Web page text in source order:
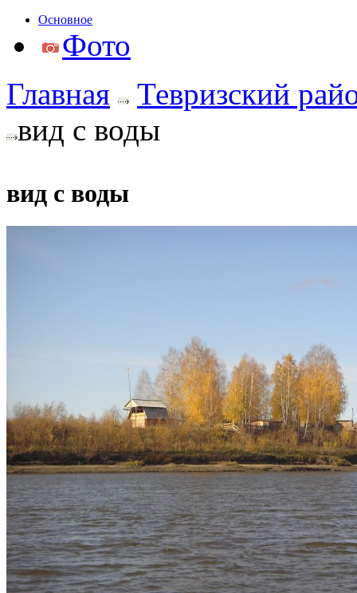
Основное
Фото
Главная
Тевризский
вид с воды
вид с воды